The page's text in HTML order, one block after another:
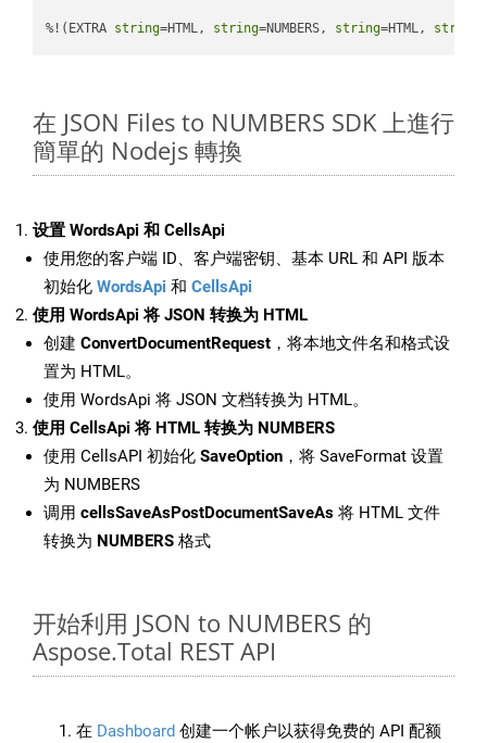
%!(EXTRA string=HTML, string=NUMBERS, string=HTML, string
在 JSON Files to NUMBERS SDK 上進行
簡單的 Nodejs 轉換
设置 WordsApi 和 CellsApi
使用您的客户端 ID、客户端密钥、基本 URL 和 API 版本
初始化 WordsApi 和 CellsApi
使用 WordsApi 将 JSON 转换为 HTML
创建 ConvertDocumentRequest ，将本地文件名和格式设
置为 HTML。
使用 WordsApi 将 JSON 文档转换为 HTML。
使用 CellsApi 将 HTML 转换为 NUMBERS
使用 CellsAPI 初始化 SaveOption ，将 SaveFormat 设置
为 NUMBERS
调用 cellsSaveAsPostDocumentSaveAs 将 HTML 文件
转换为 NUMBERS 格式
开始利用 JSON to NUMBERS 的
Aspose.Total REST API
在 Dashboard 创建一个帐户以获得免费的 API 配额